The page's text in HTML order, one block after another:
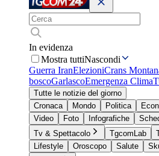
In evidenza
Mostra tuttiNascondi
Guerra IranElezioniCrans
boscoGarlascoEmergenza Clima
Tutte le notizie del giorno
Cronaca
Mondo Politica
Video
Foto Infografiche
Tv & Spettacolo
TgcomLab
Lifestyle
Oroscopo Salute